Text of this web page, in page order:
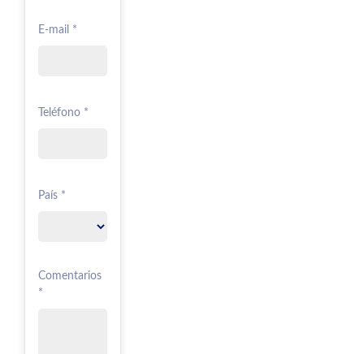
E-mail *
Teléfono *
País *
Comentarios
*